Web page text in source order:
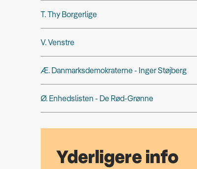
T. Thy Borgerlige
V. Venstre
Æ. Danmarksdemokraterne - Inger Støjberg
Ø. Enhedslisten - De Rød-Grønne
Yderligere info